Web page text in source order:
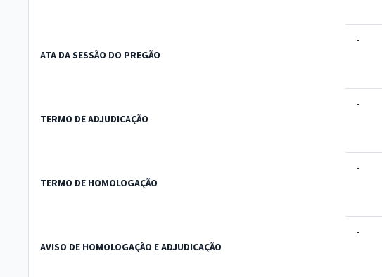
ATA DA SESSÃO DO PREGÃO
-
TERMO DE ADJUDICAÇÃO
-
TERMO DE HOMOLOGAÇÃO
-
AVISO DE HOMOLOGAÇÃO E ADJUDICAÇÃO
-